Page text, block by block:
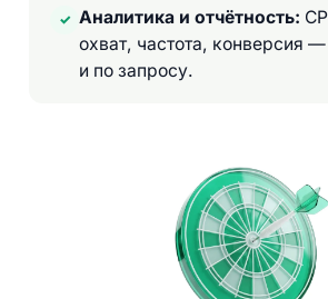
✓ Аналитика и отчётность:
охват, частота, конверсия
и по запросу.